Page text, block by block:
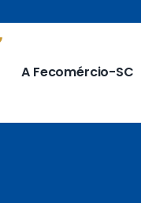
A Fecomércio-SC